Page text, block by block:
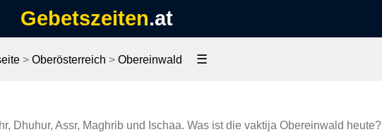
Gebetszeiten.at
> Oberösterreich > Obereinwald ☰
Dhuhur, Assr, Maghrib und Ischaa. Was ist die vaktija Obereinwald heute?